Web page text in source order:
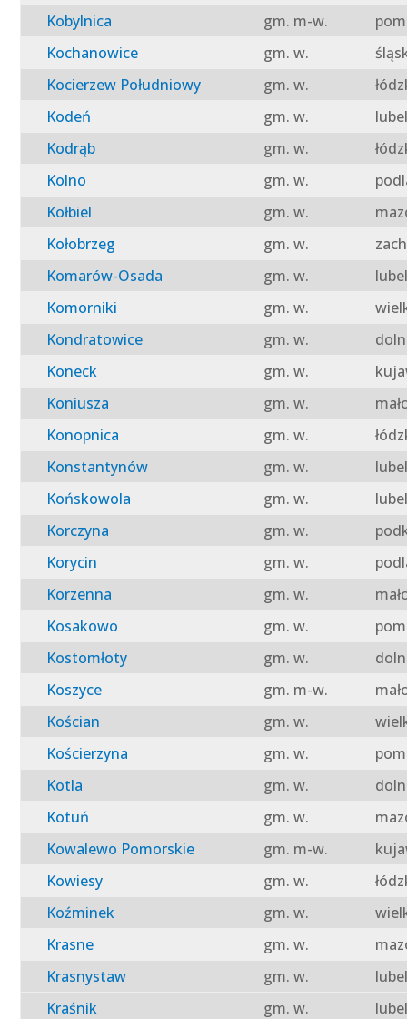
Kobylnica
gm. m-w.
Kochanowice
gm. w.
Kocierzew Południowy
gm. w.
Kodeń
gm. w.
Kodrąb
gm. w.
Kolno
gm. w.
Kołbiel
gm. w.
Kołobrzeg
gm. w.
Komarów-Osada
gm. w.
Komorniki
gm. w.
Kondratowice
gm. w.
Koneck
gm. w.
Koniusza
gm. w.
Konopnica
gm. w.
Konstantynów
gm. w.
Końskowola
gm. w.
Korczyna
gm. w.
Korycin
gm. w.
Korzenna
gm. w.
Kosakowo
gm. w.
Kostomłoty
gm. w.
Koszyce
gm. m-w.
Kościan
gm. w.
Kościerzyna
gm. w.
Kotla
gm. w.
Kotuń
gm. w.
Kowalewo Pomorskie
gm. m-w.
Kowiesy
gm. w.
Koźminek
gm. w.
Krasne
gm. w.
Krasnystaw
gm. w.
Kraśnik
gm. w.